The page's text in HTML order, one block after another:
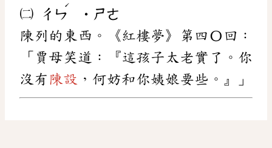
㈡ ㄔㄣ
ˊ
˙ㄕㄜ
陳列的東西。《紅樓夢》第四〇回：
「賈母笑道：『這孩子太老實了。你
沒有 陳設 ，何妨和你姨娘要些。』」